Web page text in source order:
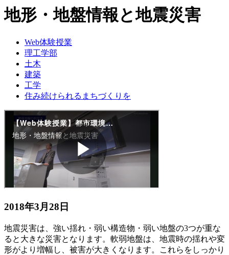
地形・地盤情報と地震災害
Web体験授業
理工学部
土木
建築
工学
住み続けられるまちづくりを
2018年3月28日
地震災害は、強い揺れ・弱い構造物・弱い地盤の3つが重な
ると大きな災害となります。軟弱地盤は、地震時の揺れや変
形がより増幅し、被害が大きくなります。これらをしっかり